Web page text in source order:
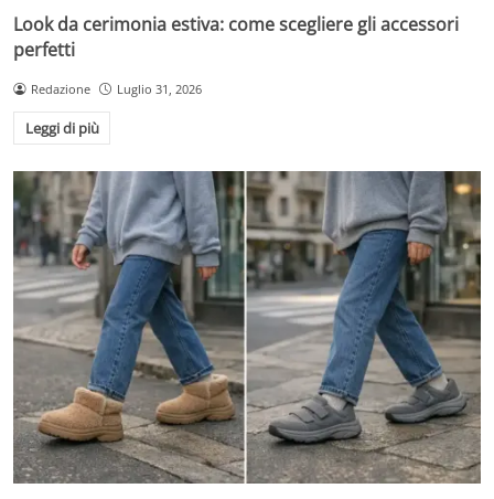
Look da cerimonia estiva: come scegliere gli accessori
perfetti
Redazione Luglio 31, 2026
Leggi di più